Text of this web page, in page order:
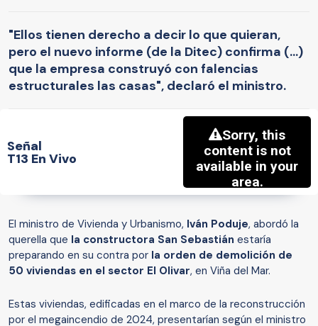
"Ellos tienen derecho a decir lo que quieran,
pero el nuevo informe (de la Ditec) confirma (...)
que la empresa construyó con falencias
estructurales las casas", declaró el ministro.
Señal
T13 En Vivo
El ministro de Vivienda y Urbanismo, Iván Poduje, abordó la
querella que la constructora San Sebastián estaría
preparando en su contra por la orden de demolición de
50 viviendas en el sector El Olivar, en Viña del Mar.
Estas viviendas, edificadas en el marco de la reconstrucción
por el megaincendio de 2024, presentarían según el ministro